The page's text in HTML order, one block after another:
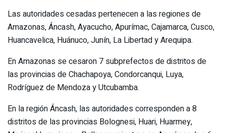
Las autoridades cesadas pertenecen a las regiones de
Amazonas, Áncash, Ayacucho, Apurímac, Cajamarca, Cusco,
Huancavelica, Huánuco, Junín, La Libertad y Arequipa.
En Amazonas se cesaron 7 subprefectos de distritos de
las provincias de Chachapoya, Condorcanqui, Luya,
Rodríguez de Mendoza y Utcubamba.
En la región Áncash, las autoridades corresponden a 8
distritos de las provincias Bolognesi, Huari, Huarmey,